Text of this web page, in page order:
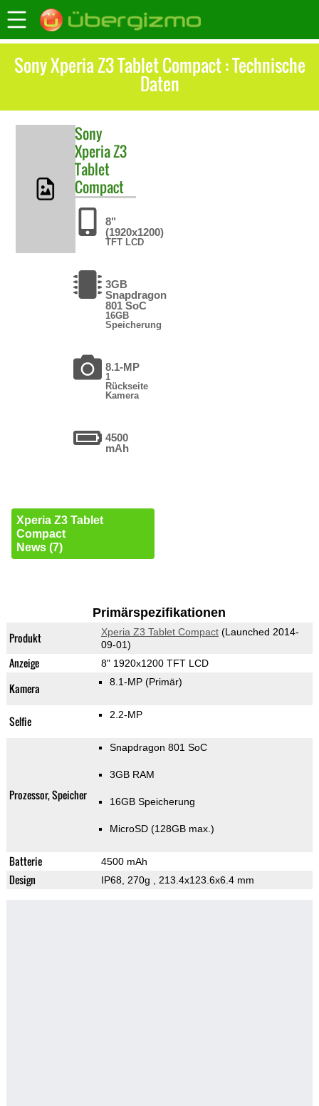
Sony Xperia Z3 Tablet Compact : Technische
Daten
Sony
Xperia Z3
Tablet
Compact
8"
(1920x1200)
TFT LCD
3GB
Snapdragon
801 SoC
16GB
Speicherung
8.1-MP
1
Rückseite
Kamera
4500
mAh
Xperia Z3 Tablet
Compact
News (7)
Primärspezifikationen
Produkt Xperia Z3 Tablet Compact(Launched 2014-
09-01)
Anzeige 8" 1920x1200 TFT LCD
Kamera 8.1-MP (Primär)
Selfie 2.2-MP
Prozessor, Speicher
Snapdragon 801 SoC
3GB RAM
16GB Speicherung
MicroSD (128GB max.)
Batterie 4500 mAh
Design IP68, 270g , 213.4x123.6x6.4 mm